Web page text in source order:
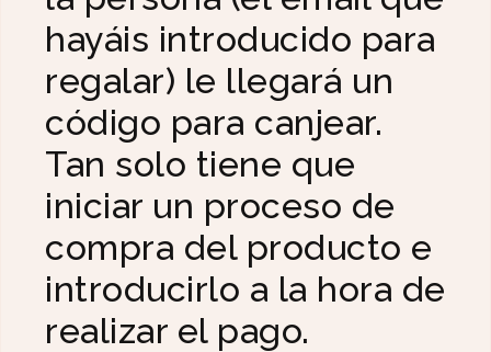
hayáis introducido para
regalar) le llegará un
código para canjear.
Tan solo tiene que
iniciar un proceso de
compra del producto e
introducirlo a la hora de
realizar el pago.